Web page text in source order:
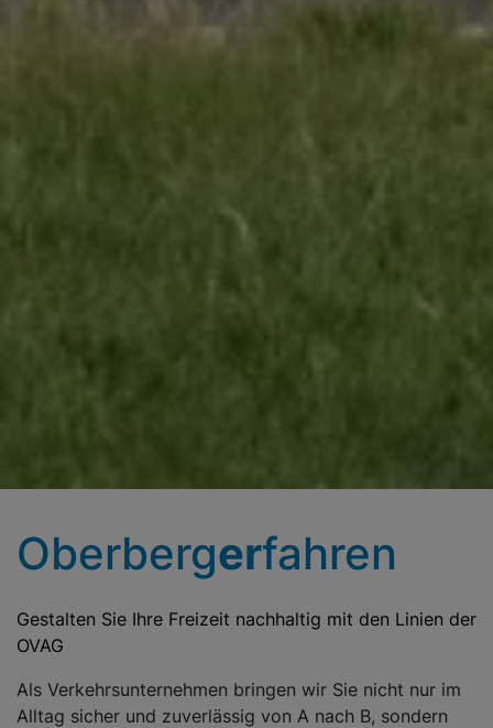
Oberbergerfahren
Gestalten Sie Ihre Freizeit nachhaltig mit den Linien der
OVAG
Als Verkehrsunternehmen bringen wir Sie nicht nur im
Alltag sicher und zuverlässig von A nach B, sondern